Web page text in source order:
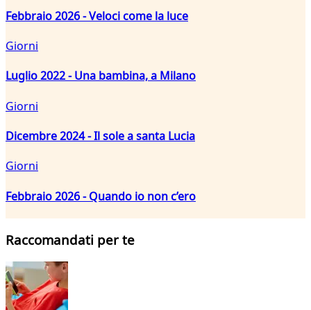
Febbraio 2026 - Veloci come la luce
Giorni
Luglio 2022 - Una bambina, a Milano
Giorni
Dicembre 2024 - Il sole a santa Lucia
Giorni
Febbraio 2026 - Quando io non c’ero
Raccomandati per te